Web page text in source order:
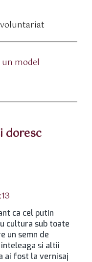
voluntariat
model
doresc
ca cel putin
cultura sub toate
un semn de
si altii
ai fost la vernisaj